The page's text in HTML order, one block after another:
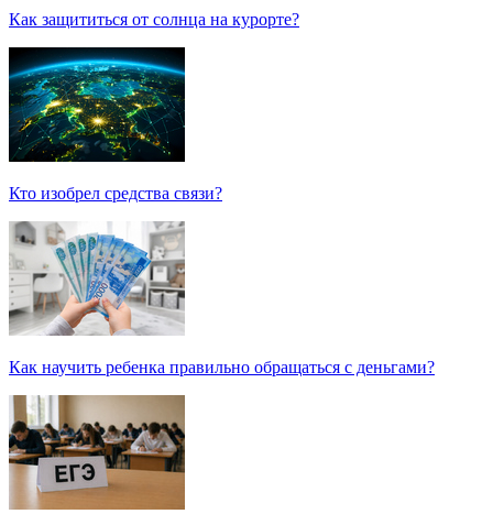
Как защититься от солнца на курорте?
Кто изобрел средства связи?
Как научить ребенка правильно обращаться с деньгами?